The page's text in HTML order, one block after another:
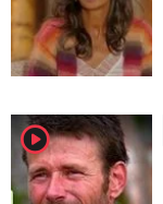
player2